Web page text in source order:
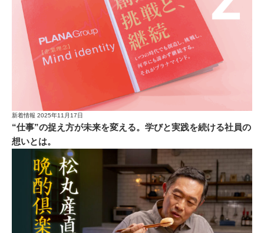
新着情報 2025年11月17日
“仕事”の捉え方が未来を変える。学びと実践を続ける社員の
想いとは。